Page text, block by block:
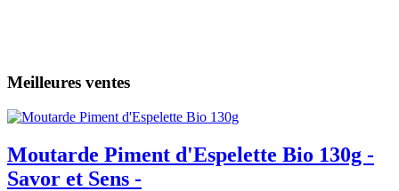
Meilleures ventes
Moutarde Piment d'Espelette Bio 130g -
Savor et Sens -